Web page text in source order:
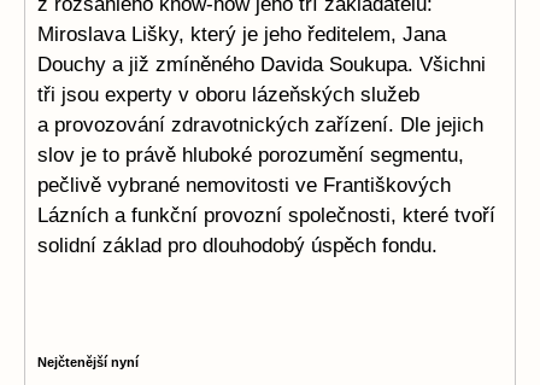
Miroslava Lišky, který je jeho ředitelem, Jana
Douchy a již zmíněného Davida Soukupa. Všichni
tři jsou experty v oboru lázeňských služeb
a provozování zdravotnických zařízení. Dle jejich
slov je to právě hluboké porozumění segmentu,
pečlivě vybrané nemovitosti ve Františkových
Lázních a funkční provozní společnosti, které tvoří
solidní základ pro dlouhodobý úspěch fondu.
Nejčtenější nyní